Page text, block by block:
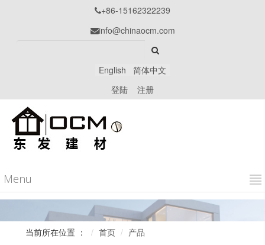
+86-15162322239
info@chinaocm.com
English
简体中文
登陆
注册
Menu
当前所在位置 ： 首页 产品